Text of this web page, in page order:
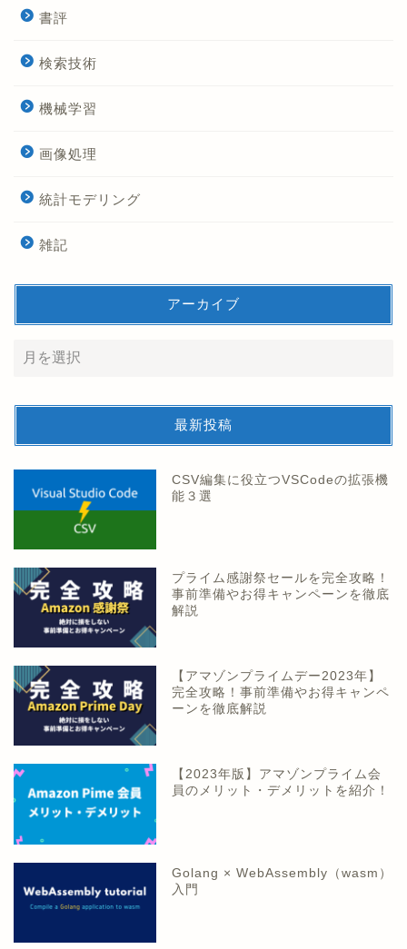
書評
検索技術
機械学習
画像処理
統計モデリング
雑記
アーカイブ
最新投稿
CSV編集に役立つVSCodeの拡張機
能３選
プライム感謝祭セールを完全攻略！
事前準備やお得キャンペーンを徹底
解説
【アマゾンプライムデー2023年】
完全攻略！事前準備やお得キャンペ
ーンを徹底解説
【2023年版】アマゾンプライム会
員のメリット・デメリットを紹介！
Golang × WebAssembly（wasm）
入門